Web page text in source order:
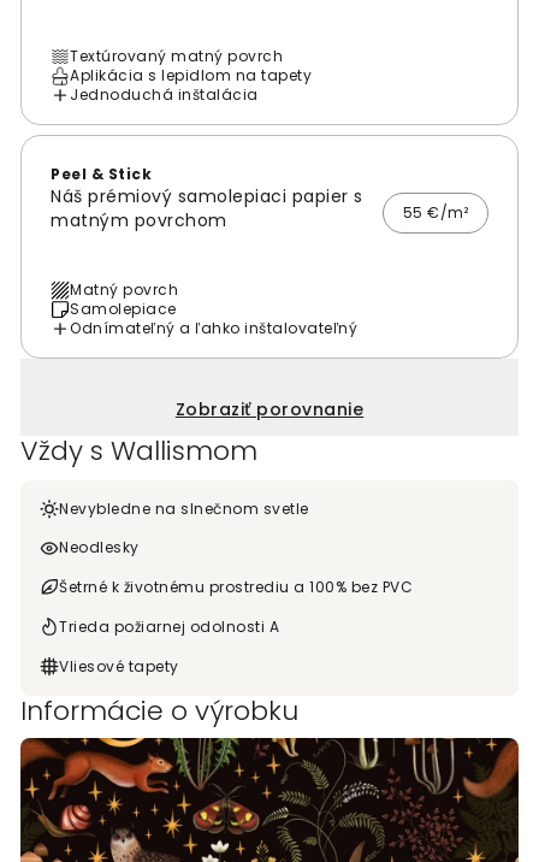
Textúrovaný matný povrch
Aplikácia s lepidlom na tapety
Jednoduchá inštalácia
Peel & Stick
Náš prémiový samolepiaci papier s
matným povrchom
55 €/m²
Matný povrch
Samolepiace
Odnímateľný a ľahko inštalovateľný
Zobraziť porovnanie
Vždy s Wallismom
Nevybledne na slnečnom svetle
Neodlesky
Šetrné k životnému prostrediu a 100% bez PVC
Trieda požiarnej odolnosti A
Vliesové tapety
Informácie o výrobku